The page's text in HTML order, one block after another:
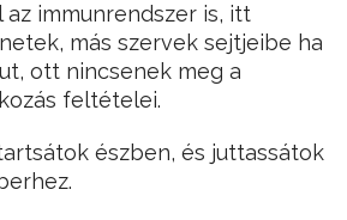
az immunrendszer is, itt
más szervek sejtjeibe ha
ott nincsenek meg a
feltételei.
észben, és juttassátok